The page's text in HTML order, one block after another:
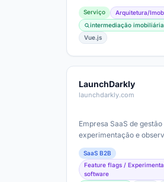
de regularização,
Serviço
Arquitetura/
intermediação
Vue.js
LaunchDarkly
launchdarkly.com
Empresa SaaS de
experimentação e
de produto/engenharia.
SaaS B2B
Feature flags /
software